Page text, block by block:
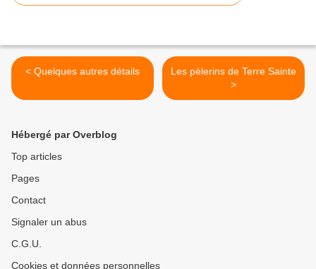
< Quelques autres détails
Les pèlerins de Terre Sainte
>
Hébergé par Overblog
Top articles
Pages
Contact
Signaler un abus
C.G.U.
Cookies et données personnelles